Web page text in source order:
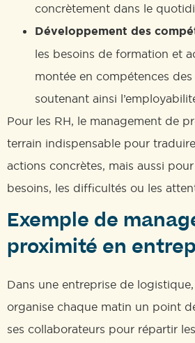
concrètement dans le
Développement des
les besoins de formation et
montée en compétences
soutenant ainsi
Pour les RH, le management de
terrain indispensable pour
actions concrètes, mais aussi
besoins, les difficultés ou les
Exemple de
proximité en
Dans une entreprise de
organise chaque matin un point
ses collaborateurs pour répartir